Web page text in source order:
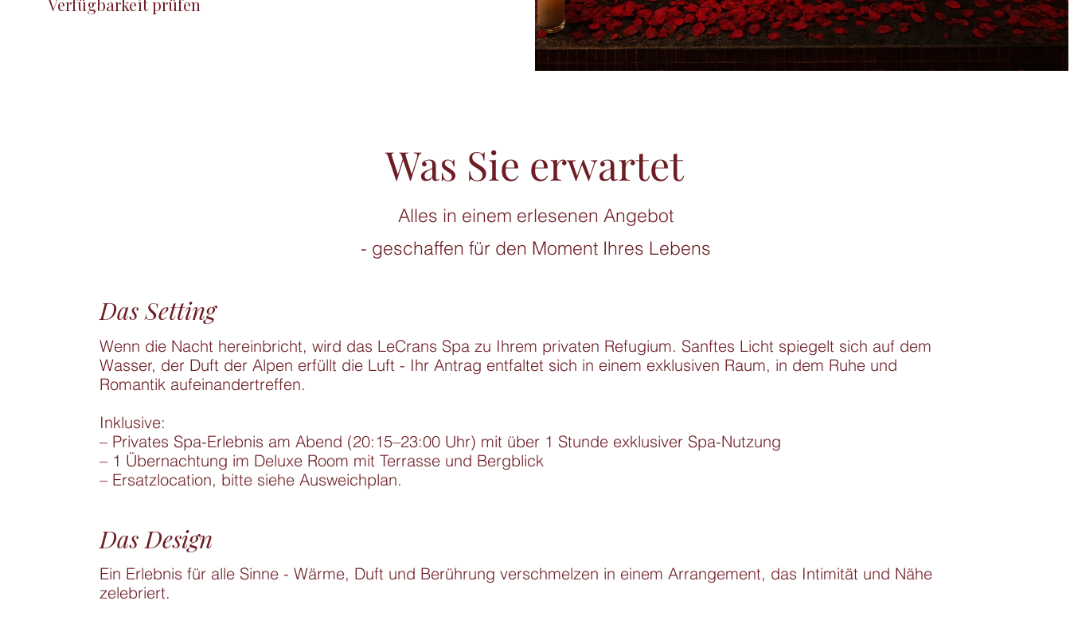
Verfügbarkeit prüfen
Was Sie erwartet
Alles in einem erlesenen Angebot
- geschaffen für den Moment Ihres Lebens
Das Setting
Wenn die Nacht hereinbricht, wird das LeCrans Spa zu Ihrem privaten Refugium. Sanftes Licht spiegelt sich auf dem
Wasser, der Duft der Alpen erfüllt die Luft - Ihr Antrag entfaltet sich in einem exklusiven Raum, in dem Ruhe und
Romantik aufeinandertreffen.
Inklusive:
– Privates Spa-Erlebnis am Abend (20:15–23:00 Uhr) mit über 1 Stunde exklusiver Spa-Nutzung
– 1 Übernachtung im Deluxe Room mit Terrasse und Bergblick
– Ersatzlocation, bitte siehe Ausweichplan.
Das Design
Ein Erlebnis für alle Sinne - Wärme, Duft und Berührung verschmelzen in einem Arrangement, das Intimität und Nähe
zelebriert.